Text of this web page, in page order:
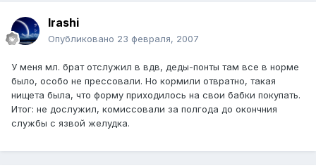
Irashi
Опубликовано 23 февраля, 2007
У меня мл. брат отслужил в вдв, деды-понты там все в норме
было, особо не прессовали. Но кормили отвратно, такая
нищета была, что форму приходилось на свои бабки покупать.
Итог: не дослужил, комиссовали за полгода до окончния
службы с язвой желудка.